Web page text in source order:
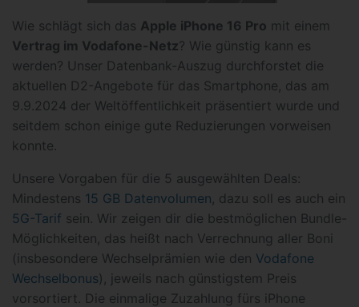
Wie schlägt sich das Apple iPhone 16 Pro mit einem
Vertrag im Vodafone-Netz? Wie günstig kann es
werden? Unser Datenbank-Auszug durchforstet die
aktuellen D2-Angebote für das Smartphone, das am
9.9.2024 der Weltöffentlichkeit präsentiert wurde und
seitdem schon einige gute Reduzierungen vorweisen
konnte.
Unsere Vorgaben für die 5 ausgewählten Deals:
Mindestens 15 GB Datenvolumen, dazu soll es auch ein
5G-Tarif sein. Wir zeigen dir die bestmöglichen Bundle-
Möglichkeiten, das heißt nach Verrechnung aller Boni
(insbesondere Wechselprämien wie den Vodafone
Wechselbonus), jeweils nach günstigstem Preis
vorsortiert. Die einmalige Zuzahlung fürs iPhone